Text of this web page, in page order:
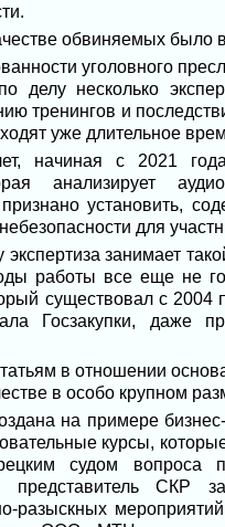
обвиняемых было
уголовного
делу несколько
тренингов и
уже длительное
начиная с 2021
анализирует
установить,
для
занимает
работы все еще не
существовал с
Госзакупки, даже
в отношении
в особо крупном
на примере
курсы,
судом вопроса
представитель СКР
разыскных